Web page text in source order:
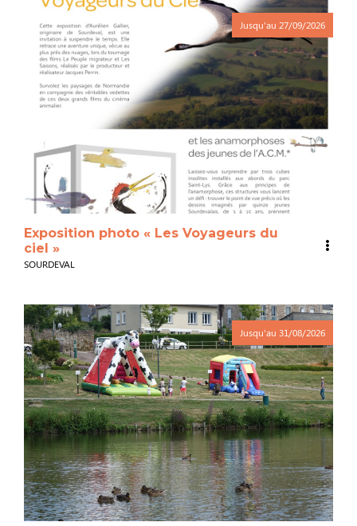
Jusqu'au 27/09/2026
Exposition photo « Les Voyageurs du
ciel »
SOURDEVAL
Jusqu'au 31/08/2026